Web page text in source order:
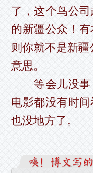
了，这个鸟公
的新疆公众！
则你就不是新
意思。
等会儿没事
电影都没有时
也没地方了。